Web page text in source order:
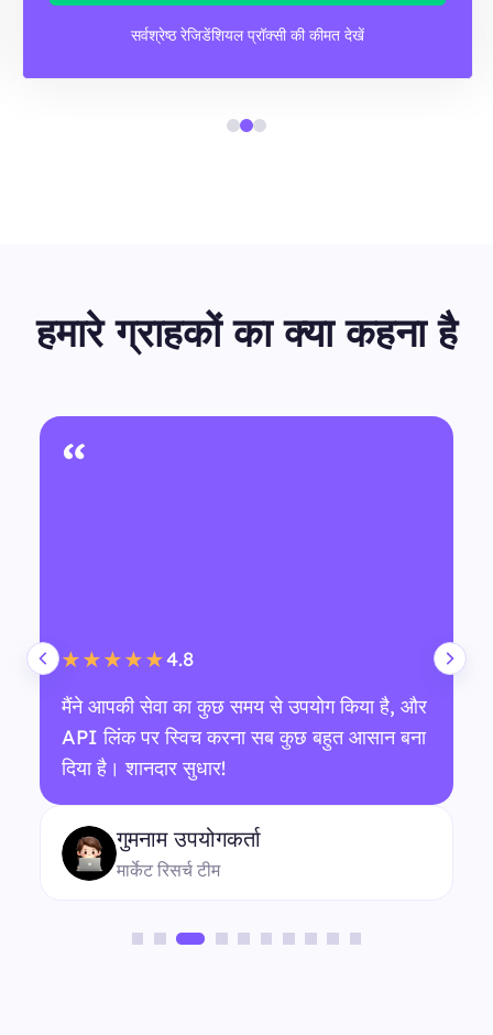
सर्वश्रेष्ठ रेजिडेंशियल प्रॉक्सी की कीमत देखें
हमारे ग्राहकों का क्या कहना है
“
★★★★★4.8
मैंने आपकी सेवा का कुछ समय से उपयोग किया है, और
API लिंक पर स्विच करना सब कुछ बहुत आसान बना
दिया है। शानदार सुधार!
गुमनाम उपयोगकर्ता
मार्केट रिसर्च टीम